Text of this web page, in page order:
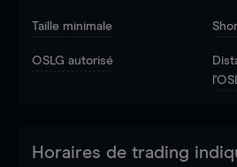
Taille minimale
OSLG autorisé
Horaires de trading